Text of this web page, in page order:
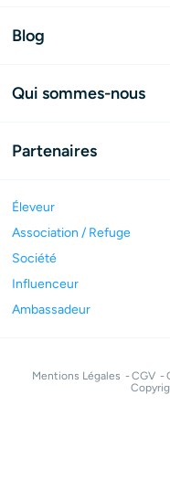
Blog
Qui sommes-nous
Partenaires
Éleveur
Association / Refuge
Société
Influenceur
Ambassadeur
Mentions Légales CGV